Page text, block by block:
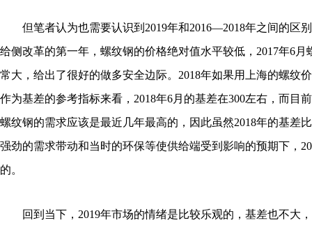
但笔者认为也需要认识到2019年和2016—2018年之间的区别
给侧改革的第一年，螺纹钢的价格绝对值水平较低，2017年6月
常大，给出了很好的做多安全边际。2018年如果用上海的螺纹
作为基差的参考指标来看，2018年6月的基差在300左右，而目
螺纹钢的需求应该是最近几年最高的，因此虽然2018年的基差
强劲的需求带动和当时的环保等使供给端受到影响的预期下，
的。
回到当下，2019年市场的情绪是比较乐观的，基差也不大